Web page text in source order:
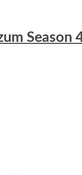
Season